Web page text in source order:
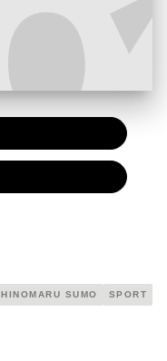
HINOMARU SUMO SPORT